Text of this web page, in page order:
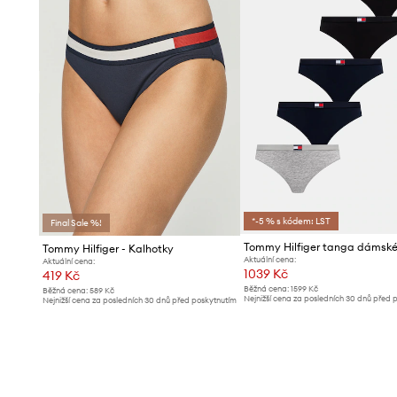
Final Sale %!
Tommy Hilfiger - Kalhotky
Aktuální cena:
419 Kč
Běžná cena: 589 Kč
Nejnižší cena za posledních 30 dnů před poskytnutím
*-5 % s kódem: LST
Aktuální cena:
1039 Kč
Běžná cena:1599 Kč
Nejnižší cena za posledních 30 dnů před